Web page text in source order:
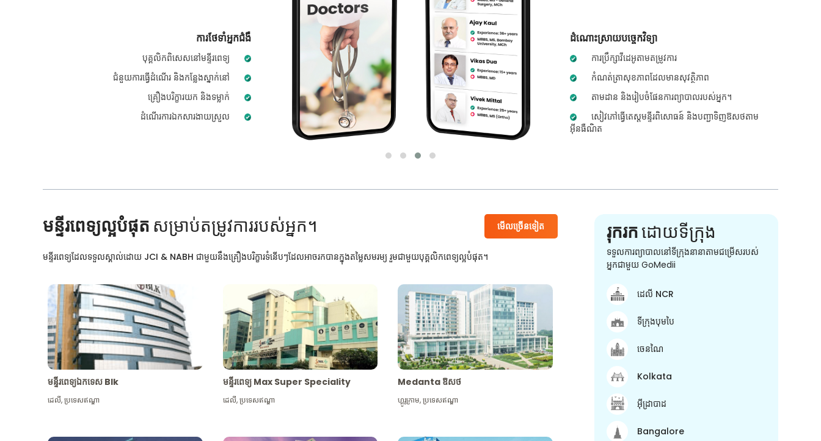
ការថែទាំអ្នកជំងឺ
បុគ្គលិកពិសេសនៅមន្ទីរពេទ្យ
ជំនួយការធ្វើដំណើរ និងកន្លែងស្នាក់នៅ
គ្រឿងបរិក្ខារយក និងទម្លាក់
ដំណើរការឯកសារងាយស្រួល
ដំណោះស្រាយបច្ចេកវិទ្យា
ការប្រឹក្សាវីដេអូតាមតម្រូវការ
កំណត់ត្រាសុខភាពដែលមានសុវត្ថិភាព
តាមដាន និងរៀបចំផែនការព្យាបាលរបស់អ្នក។
សៀវភៅធ្វើតេស្តមន្ទីរពិសោធន៍ និងបញ្ជាទិញឱសថតាម
អ៊ីនធឺណិត
មន្ទីរពេទ្យល្អបំផុត សម្រាប់តម្រូវការរបស់អ្នក។ មើល​ច្រើន​ទៀត
មន្ទីរពេទ្យដែលទទួលស្គាល់ដោយ JCI & NABH ជាមួយនឹងគ្រឿងបរិក្ខារទំនើបៗដែលអាចរកបានក្នុងតម្លៃសមរម្យ រួមជាមួយបុគ្គលិកពេទ្យល្អបំផុត។
មន្ទីរពេទ្យឯកទេស Blk
ដេលី,ប្រទេសឥណ្ឌា
មន្ទីរពេទ្យ Max Super Speciality
ដេលី,ប្រទេសឥណ្ឌា
Medanta ឱសថ
ហ្គូរូក្រាម,ប្រទេសឥណ្ឌា
រុករកដោយទីក្រុង
ទទួលការព្យាបាលនៅទីក្រុងនានាតាមជម្រើសរបស់
អ្នកជាមួយ GoMedii
ដេលី NCR
ទីក្រុងបុមបៃ
ចេនណៃ
Kolkata
អ៊ីដ្រាបាដ
Bangalore